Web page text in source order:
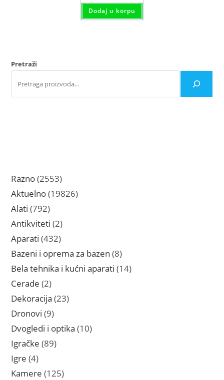
Dodaj u korpu
Pretraži
Razno 25532553
proizvoda
Aktuelno 1982619826
Alati 792792
proizvoda
Antikviteti 22
proizvoda
Aparati 432432
proizvoda
Bazeni i oprema za bazen 88
proizvoda
Bela tehnika i kućni aparati 1414
Cerade 22
proizvoda
Dekoracija 2323
Dronovi 99
proizvoda
Dvogledi i optika 1010
Igračke 8989
Igre 44
proizvoda
Kamere 125125